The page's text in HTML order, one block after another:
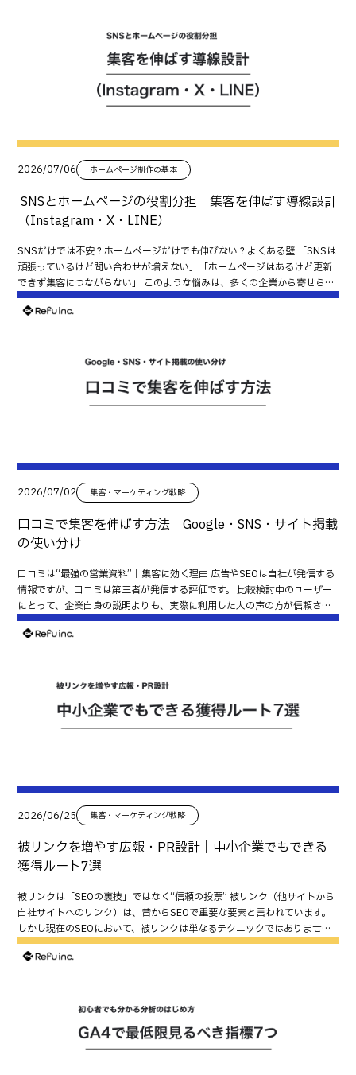
配布した時点で終わりではありません。 Webへの導線設計と効果測定まで
考えて初めて、継続的な集客につながります。 まず結論：紙からWebへの
導線は「迷わせないLP」と「測れる仕組み」が重要 紙媒体からアクセスす
るユーザーは、検索ユーザーとは違い、十分な情報を持っていないことが
り、改善できるようになります。 紙媒体のリンク先はトップページではな
く目的別LPにする トップページへ誘導すると、ユーザーは次に何を見れば
よいか迷いやすくなります。 目的に合わせたページへ直接案内する方が成
果につながります。 問い合わせを増やしたい場合 おすすめの導線です。 サ
ービス紹介ページ（または専用LP）→ 実績・料金→ お問い合わせフォーム 予
約を増やしたい場合 おすすめの導線です。 予約専用LP→ 料金・アクセス→
LINE・電話・予約フォーム 採用応募を増やしたい場合 おすすめの導線で
す。 採用LP→ 仕事内容→ 社員紹介→ 募集要項→ 応募フォーム 資料請求を増やした
い場合 おすすめの導線です。 資料請求LP→ サービス紹介→ 導入事例→ 資料請求
フォーム 紙媒体からアクセスするユーザーは、すぐに行動したいケースも
多いため、できるだけ1ページで完結する構成がおすすめです。 QRコード
呼ばれる余白が必要です。 デザインを優先して余白をなくすと、読み取り
精度が下がることがあります。 印刷後に実際のスマートフォンで確認する
よりも、何ができるかを一言添える方が読み取られやすくなります。 例え
行動を書きましょう。 媒体ごとにQRコードを分ける 名刺・チラシ・看板
などで同じQRコードを使うと、どの媒体が成果につながったのか分かりま
せん。 媒体ごとにQRコードを分けることで、効果測定がしやすくなりま
す。 URL設計も成果に影響する QRコードが読み取れない場合や、PCでア
URLにする URLはできるだけ短く、入力しやすいものがおすすめです。 例
えば、 /reserve /price /recruit など、内容が想像できるURLにすると分か
りやすくなります。 記号や複雑なURLは避ける 大文字・小文字が混在して
いたり、長い英数字が並んでいたりすると入力ミスの原因になります。 シ
ると媒体ごとの成果を分析できます。 例えば、 名刺 チラシ 看板 などを識
ドが十分な大きさになっている QRコード周辺に余白がある QRコードの横
に行動を促す文章がある リンク先がトップページではない ランディングペ
ージに料金の目安がある 実績・事例を掲載している お客様の声を掲載して
でも操作しやすい ページ表示速度が速い 電話・LINEなど複数の問い合わ
せ方法がある 名刺・チラシ・看板でQRコードを分けている UTMで媒体ご
善方法 トップページへ誘導している 目的が違うユーザーが同じページに着
地すると迷いやすくなります。 目的ごとのランディングページへ誘導しま
しょう。 QRコードが読み取りにくい サイズ不足や余白不足が原因のこと
があります。 印刷後の読み取りテストは必ず行いましょう。 QRコードだ
けを掲載している 「何ができるQRコードなのか」が分からないと読み取
か分析できるようにしましょう。 LPの内容が弱い せっかくアクセスがあっ
つながります。 まとめ：紙媒体も「改善できる集客チャネル」に変えられ
2026/07/06 ホームページ制作の基本
SNSとホームページの役割分担｜集客を伸ばす導線設計
（Instagram・X・LINE）
SNSだけでは不安？ホームページだけでも伸びない？よくある壁 「SNSは
頑張っているけど問い合わせが増えない」「ホームページはあるけど更新
できず集客につながらない」 このような悩みは、多くの企業から寄せられ
ます。 その原因は、SNSとホームページを同じ役割として考えてしまって
いることにあります。 実際には、それぞれ得意な役割が大きく異なりま
てもらう「出会い」の場 ホームページ：信頼を築き、問い合わせにつなげ
る「決断」の場 SNSは拡散力が高く、多くの人に知ってもらうことが得意
Instagram｜世界観と信頼を伝える Instagramは、写真や動画で魅力を伝
えやすいSNSです。 特に次のような業種と相性が良いでしょう。 美容 飲
することで、 「ここなら安心してお願いできそう」 という印象を作れま
す。 X（旧Twitter）｜専門性や考え方を発信する Xは、情報発信や専門性
を伝えることに向いています。 例えば、 ノウハウ発信 業界情報 制作実績
日々の気付き などを継続的に発信することで、 「この会社は詳しそう」
「信頼できそう」 という印象につながります。 LINE｜問い合わせや予約に
つなげる LINEは、行動を促すためのSNSです。 例えば、 来店予約 問い合
わせ リピート促進 キャンペーン案内 など、最後の一押しとして活用でき
ます。 SNSごとに役割を分けることで、無理なく成果につながる導線を作
ジ） → 実績・お客様の声 → 問い合わせ SNSから直接問い合わせフォームへ誘
せ率は高くなりやすくなります。 SNSのリンク先は目的に合わせて選ぶ 問
い合わせを増やしたい場合 おすすめの導線は次の通りです。 SNS → サービ
記事 → LINE登録 です。 まず役立つ情報を提供し、継続的な接点を作ること
を優先しましょう。 採用応募を増やしたい場合 採用では、 SNS → 採用ペー
ジ → 仕事紹介 → 社員インタビュー → 応募 という流れがおすすめです。 仕事内
容や職場の雰囲気が伝わるページを充実させることで、応募率が高まりや
すくなります。 来店・予約を増やしたい場合 地域ビジネスでは、 SNS → 予
約ページ → 料金・アクセス・口コミ → 予約 という導線が効果的です。 電話や
受け皿ページに入れるべき7つの要素 SNSから訪れたユーザーは、情報が
不足するとすぐ離脱してしまいます。 受け皿となるページには、最低限次
の内容を掲載しましょう。 必須項目 誰向けのサービスなのか どんなメリ
ットがあるのか 提供内容 実績・事例 料金の目安 よくある質問 問い合わ
（Instagram・X・LINEなど） どのページへ訪問したか 問い合わせ数
2026/07/02 集客・マーケティング戦略
口コミで集客を伸ばす方法｜Google・SNS・サイト掲載
の使い分け
口コミは“最強の営業資料”｜集客に効く理由 広告やSEOは自社が発信する
情報ですが、口コミは第三者が発信する評価です。 比較検討中のユーザー
にとって、企業自身の説明よりも、実際に利用した人の声の方が信頼され
やすい傾向があります。 特に現在は、 Googleで検索して口コミを見る
SNSで評判を確認する サイトで事例やお客様の声を確認する という流れで
ミは「集め方」より“使い分け設計”で差がつく 口コミ施策は、単純に件数
を増やすだけでは十分ではありません。 成果につながるかどうかは、 どの
チャネルの口コミを活用するか どのタイミングで見せるか どこに配置する
なります。 口コミ施策でよくある失敗 お願いするタイミングが遅い 口コミ
は満足度が高まった直後が最も集まりやすいタイミングです。 数日後に依
頼すると、熱量が下がり、投稿率も落ちます。 集めても活用できていない
口コミが増えていても、 サービスページ 料金ページ FAQ 問い合わせ導線
付近 に配置されていなければ、CVにはつながりにくくなります。 低評価
を恐れて運用が止まる 低評価を完全に避けることはできません。 重要なの
は、 誠実に返信する 改善につなげる ことです。 対応の姿勢そのものが信
頼になります。 規約や法律の理解不足 口コミは扱い方を間違えると、信頼
低下や規約違反につながります。 過剰な編集やインセンティブ提供は注意
が必要です。 Google口コミ・SNS・サイト掲載の役割分担 Google口コミ
｜比較検討で選ばれるための口コミ Google口コミは、特に店舗型・地域
での第一印象に直結します。 SNSの口コミ｜認知と共感を広げる SNSでは
工後の変化に満足した 想像以上の仕上がりだった などの声は、広告以上に
信頼されることがあります。 自社サイト掲載｜最後の不安を解消する サー
2026/06/25 集客・マーケティング戦略
被リンクを増やす広報・PR設計｜中小企業でもできる
獲得ルート7選
被リンクは「SEOの裏技」ではなく“信頼の投票” 被リンク（他サイトから
自社サイトへのリンク）は、昔からSEOで重要な要素と言われています。
しかし現在のSEOにおいて、被リンクは単なるテクニックではありませ
ん。 検索エンジンにとって被リンクは、 「第三者から紹介されている＝信
頼されている」 という評価の材料です。 そのため、中小企業が被リンクを
ある情報を公開する 地域や業界の関係者に知ってもらう 継続的に発信する
無理にリンクを依頼するよりも、 「この情報は役立つから紹介したい」 と